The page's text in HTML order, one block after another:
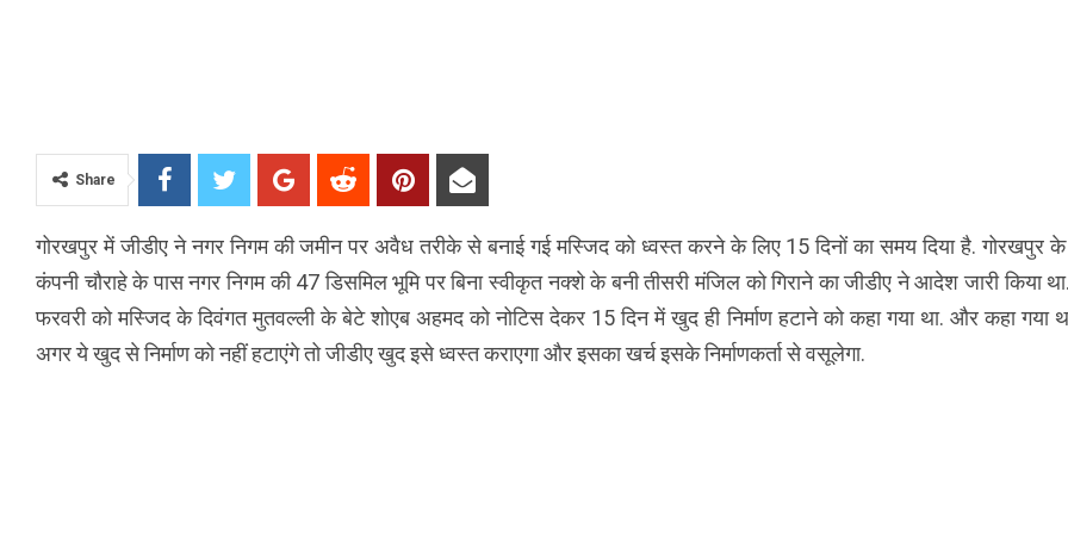
Share
गोरखपुर में जीडीए ने नगर निगम की जमीन पर अवैध तरीके से बनाई गई मस्जिद को ध्वस्त करने के लिए 15 दिनों का समय दिया है. गोरखपुर के
कंपनी चौराहे के पास नगर निगम की 47 डिसमिल भूमि पर बिना स्वीकृत नक्शे के बनी तीसरी मंजिल को गिराने का जीडीए ने आदेश जारी किया
फरवरी को मस्जिद के दिवंगत मुतवल्ली के बेटे शोएब अहमद को नोटिस देकर 15 दिन में खुद ही निर्माण हटाने को कहा गया था. और कहा गया
अगर ये खुद से निर्माण को नहीं हटाएंगे तो जीडीए खुद इसे ध्वस्त कराएगा और इसका खर्च इसके निर्माणकर्ता से वसूलेगा.